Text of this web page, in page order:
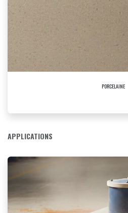
PORCELAINE
APPLICATIONS